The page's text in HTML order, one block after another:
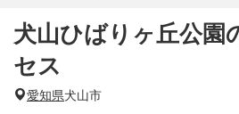
犬山ひばりヶ丘公園
セス
愛知県犬山市